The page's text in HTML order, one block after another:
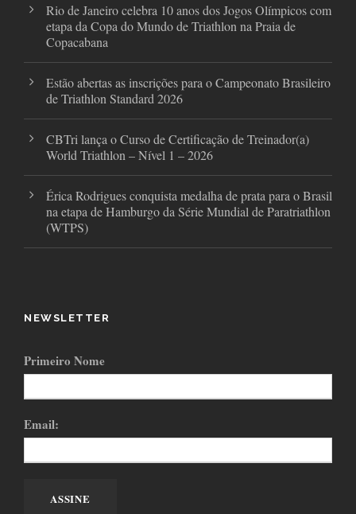
Rio de Janeiro celebra 10 anos dos Jogos Olímpicos com
etapa da Copa do Mundo de Triathlon na Praia de
Copacabana
Estão abertas as inscrições para o Campeonato Brasileiro
de Triathlon Standard 2026
CBTri lança o Curso de Certificação de Treinador(a)
World Triathlon – Nível 1 – 2026
Érica Rodrigues conquista medalha de prata para o Brasil
na etapa de Hamburgo da Série Mundial de Paratriathlon
(WTPS)
NEWSLETTER
Primeiro Nome
Email: